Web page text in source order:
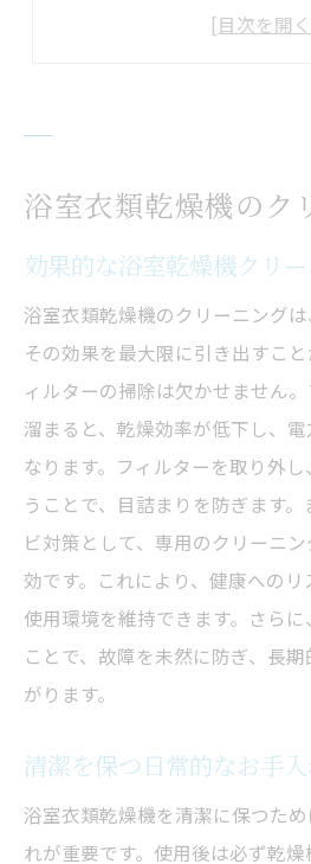
乾燥機の掃除頻度とポ
簡単掃除で浴室乾燥機をピ
浴室衣類乾燥機を簡単
掃除が楽になる便利グ
浴室乾燥機を最速で掃
初心者でも安心の掃除
浴室衣類乾燥機清掃の簡単
初心者向けのクリー
浴室乾燥機をすっき
日常の掃除でカビを防
乾燥効率を上げる清掃
浴室衣類乾燥機のク
効果的な浴室乾燥機クリ
浴室衣類乾燥機のクリーニング
その効果を最大限に引き出すこ
ィルターの掃除は欠かせません
溜まると、乾燥効率が低下し、
なります。フィルターを取り外
うことで、目詰まりを防ぎます
ビ対策として、専用のクリーニ
効です。これにより、健康への
使用環境を維持できます。さら
ことで、故障を未然に防ぎ、長
がります。
清潔を保つ日常的なお手
浴室衣類乾燥機を清潔に保つた
れが重要です。使用後は必ず乾